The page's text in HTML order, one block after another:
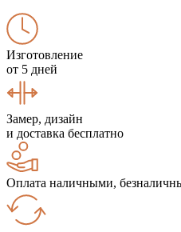
Изготовление
от 5 дней
Замер, дизайн
и доставка бесплатно
Оплата наличными,